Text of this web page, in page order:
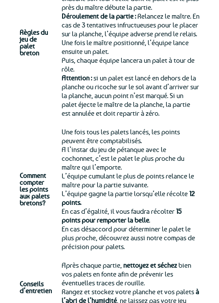
Règles du
jeu de
palet
breton
près du maître débute la partie.
Déroulement de la partie :Relancez le maître. En
cas de 3 tentatives infructueuses pour le placer
sur la planche, l’équipe adverse prend le relais.
Une fois le maître positionné, l’équipe lance
ensuite un palet.
Puis, chaque équipe lancera un palet à tour de
rôle.
Attention :si un palet est lancé en dehors de la
planche ou ricoche sur le sol avant d’arriver sur
la planche, aucun point n’est marqué. Si un
palet éjecte le maître de la planche, la partie
est annulée et doit repartir à zéro.
Comment
compter
les points
aux palets
bretons?
Une fois tous les palets lancés, les points
peuvent être comptabilisés.
A l’instar du jeu de pétanque avec le
cochonnet, c’est le palet le plus proche du
maître qui l’emporte.
L’équipe cumulant le plus de points relance le
maître pour la partie suivante.
L’équipe gagne la partie lorsqu’elle récolte12
points.
En cas d’égalité, il vous faudra récolter15
points pour remporter la belle.
En cas désaccord pour déterminer le palet le
plus proche, découvrez aussi notre compas de
précision pour palets.
Conseils
d’entretien
Après chaque partie,nettoyez et séchezbien
vos palets en fonte afin de prévenir les
éventuelles traces de rouille.
Rangez et stockez votre planche et vos paletsà
l’abri de l’humidité, ne laissez pas votre jeu